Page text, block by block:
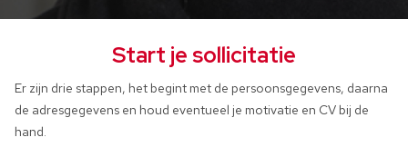
Start je sollicitatie
Er zijn drie stappen, het begint met de persoonsgegevens, daarna
de adresgegevens en houd eventueel je motivatie en CV bij de
hand.